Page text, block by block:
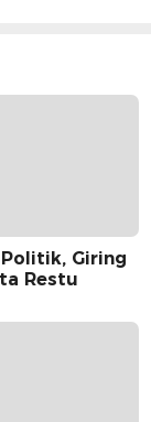
Giring
Restu